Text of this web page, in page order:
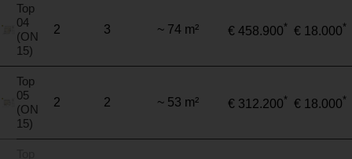
Top
04
(ON
15)
2 3 ~ 74 m² € 458.900* € 18.000*
Top
05
(ON
15)
2 2 ~ 53 m² € 312.200* € 18.000*